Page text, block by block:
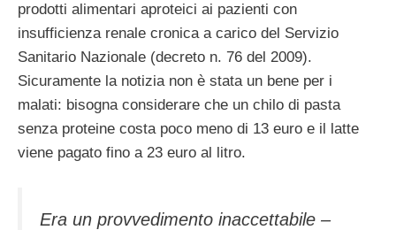
prodotti alimentari aproteici ai pazienti con
insufficienza renale cronica a carico del Servizio
Sanitario Nazionale (decreto n. 76 del 2009).
Sicuramente la notizia non è stata un bene per i
malati: bisogna considerare che un chilo di pasta
senza proteine costa poco meno di 13 euro e il latte
viene pagato fino a 23 euro al litro.
Era un provvedimento inaccettabile –